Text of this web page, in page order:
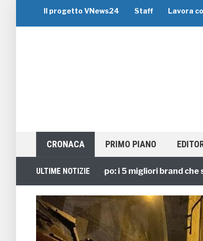
Il progetto VNews24 Staff Lavora
CRONACA PRIMO PIANO
ULTIME NOTIZIE
Viaggi di Gruppo: i 5 migliori brand che